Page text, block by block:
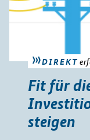
DIREKT
Fit für
steigen